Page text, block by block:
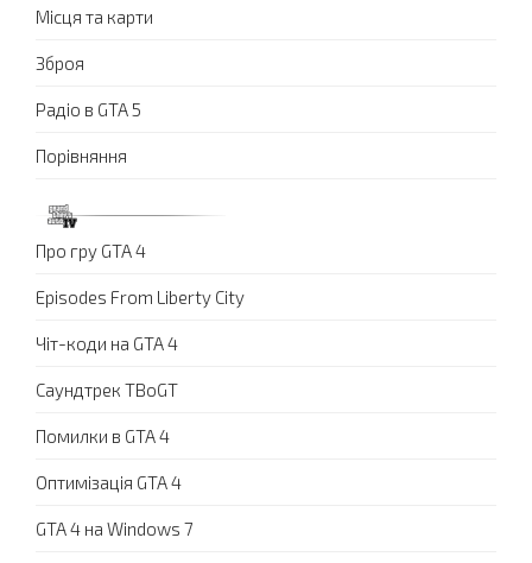
Місця та карти
Зброя
Радіо в GTA 5
Порівняння
Про гру GTA 4
Episodes From Liberty City
Чіт-коди на GTA 4
Саундтрек TBoGT
Помилки в GTA 4
Оптимізація GTA 4
GTA 4 на Windows 7